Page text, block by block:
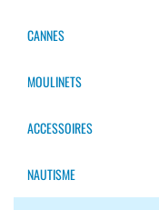
CANNES
MOULINETS
ACCESSOIRES
NAUTISME